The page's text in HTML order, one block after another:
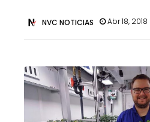
NVC NOTICIAS Abr 18, 2018